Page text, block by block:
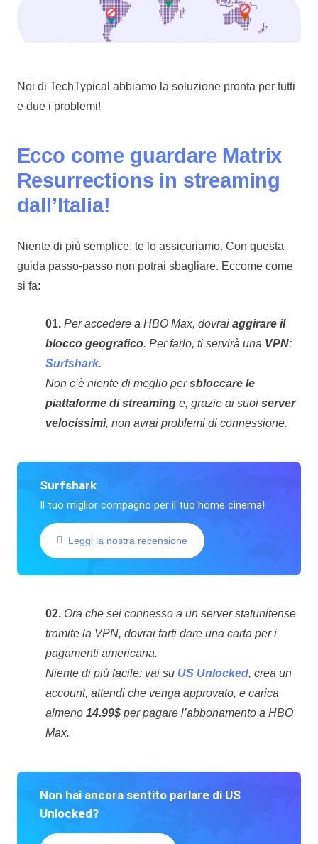
Noi di TechTypical abbiamo la soluzione pronta per tutti
e due i problemi!
Ecco come guardare Matrix
Resurrections in streaming
dall’Italia!
Niente di più semplice, te lo assicuriamo. Con questa
guida passo-passo non potrai sbagliare. Eccome come
si fa:
01. Per accedere a HBO Max, dovrai aggirare il
blocco geografico. Per farlo, ti servirà una VPN:
Surfshark.
Non c’è niente di meglio persbloccare le
piattaforme di streaminge, grazie ai suoi server
velocissimi, non avrai problemi di connessione.
Surfshark
Il tuo miglior compagno per il tuo home cinema!
Leggi la nostra recensione
02. Ora che sei connesso a un server statunitense
tramite la VPN, dovrai farti dare una carta per i
pagamenti americana.
Niente di più facile: vai su US Unlocked, crea un
account, attendi che venga approvato, e carica
almeno 14.99$per pagare l’abbonamento a HBO
Max.
Non hai ancora sentito parlare di US
Unlocked?